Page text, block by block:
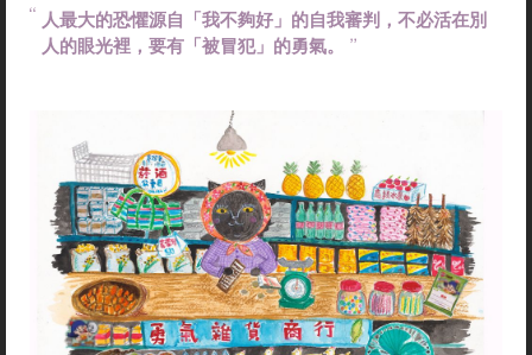
人最大的恐懼源自「我不夠好」的自我審判，不必活在別
人的眼光裡，要有「被冒犯」的勇氣。